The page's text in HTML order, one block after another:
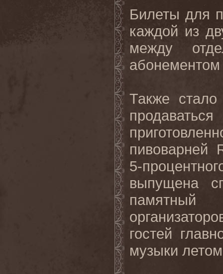
Билеты для
каждой из
между
Также
пивоварней
5-
выпущена
памятный
гостей
музыки